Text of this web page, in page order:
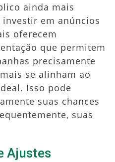
ainda mais
em anúncios
oferecem
que permitem
precisamente
se alinham ao
Isso pode
suas chances
suas
Ajustes